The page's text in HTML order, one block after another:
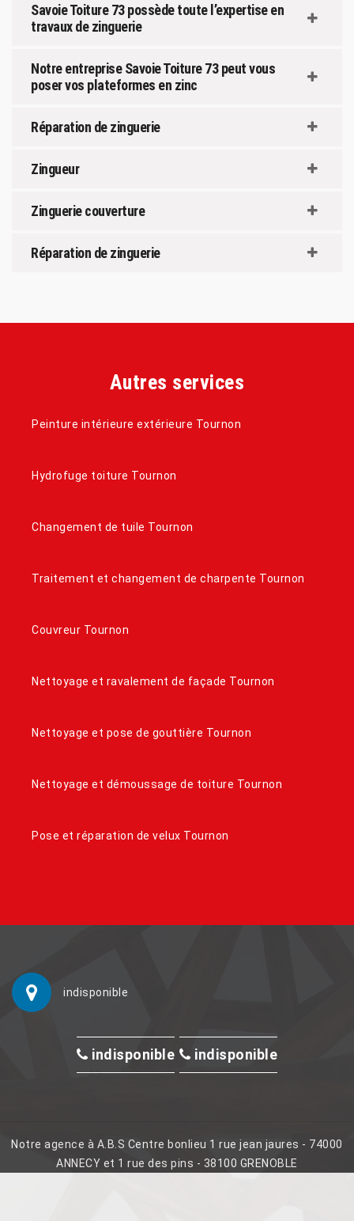
Savoie Toiture 73 possède toute l’expertise en
travaux de zinguerie
Notre entreprise Savoie Toiture 73 peut vous
poser vos plateformes en zinc
Réparation de zinguerie
Zingueur
Zinguerie couverture
Réparation de zinguerie
Autres services
Peinture intérieure extérieure Tournon
Hydrofuge toiture Tournon
Changement de tuile Tournon
Traitement et changement de charpente Tournon
Couvreur Tournon
Nettoyage et ravalement de façade Tournon
Nettoyage et pose de gouttière Tournon
Nettoyage et démoussage de toiture Tournon
Pose et réparation de velux Tournon
indisponible
indisponible indisponible
Notre agence à A.B.S Centre bonlieu 1 rue jean jaures - 74000
ANNECY et 1 rue des pins - 38100 GRENOBLE